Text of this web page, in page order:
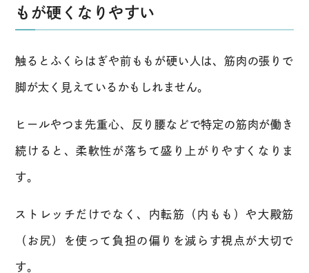
もが硬くなりやすい
触るとふくらはぎや前ももが硬い人は、筋肉の張りで
脚が太く見えているかもしれません。
ヒールやつま先重心、反り腰などで特定の筋肉が働き
続けると、柔軟性が落ちて盛り上がりやすくなりま
す。
ストレッチだけでなく、内転筋（内もも）や大殿筋
（お尻）を使って負担の偏りを減らす視点が大切で
す。